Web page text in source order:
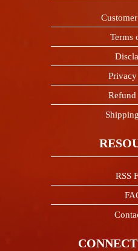
Terms
RSS